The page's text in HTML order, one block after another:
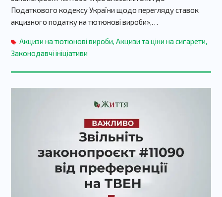
Податкового кодексу України щодо перегляду ставок
акцизного податку на тютюнові вироби»,…
Акцизи на тютюнові вироби, Акцизи та ціни на сигарети,
Законодавчі ініціативи